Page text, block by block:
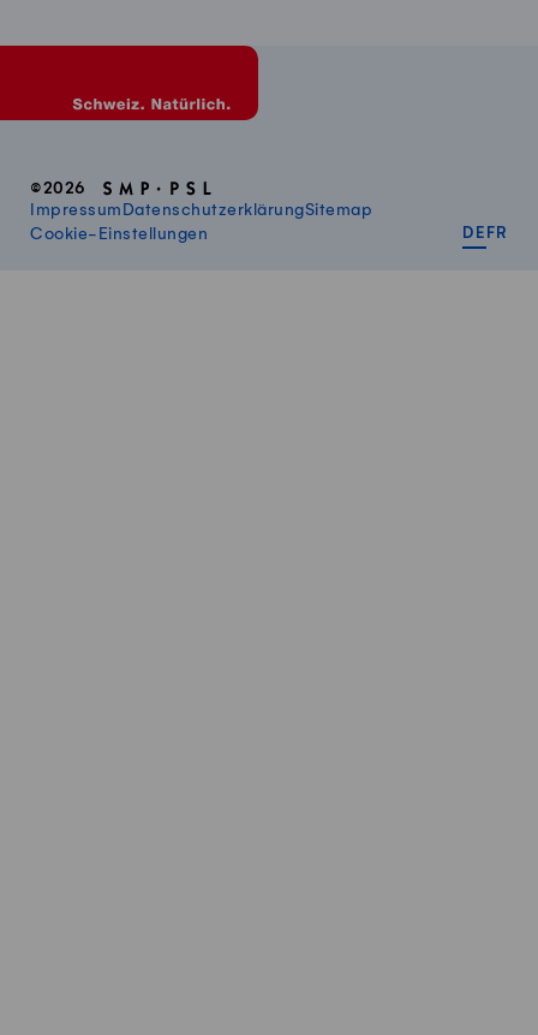
©2026
Impressum DatenschutzerklärungSitemap
Cookie-Einstellungen
DE FR